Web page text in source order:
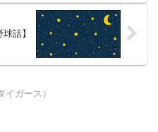
話】
ガース）